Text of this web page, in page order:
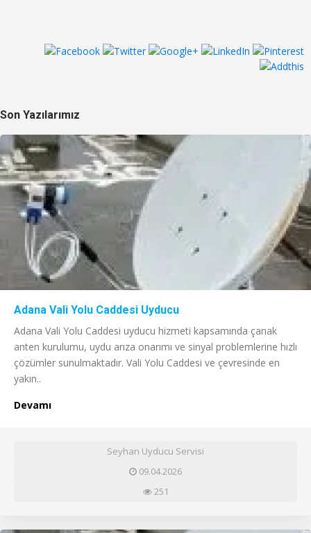
Son Yazılarımız
Adana Vali Yolu Caddesi Uyducu
Adana Vali Yolu Caddesi uyducu hizmeti kapsamında çanak
anten kurulumu, uydu arıza onarımı ve sinyal problemlerine hızlı
çözümler sunulmaktadır. Vali Yolu Caddesi ve çevresinde en
yakın..
Devamı
Seyhan Uyducu Servisi
09.04.2026
251